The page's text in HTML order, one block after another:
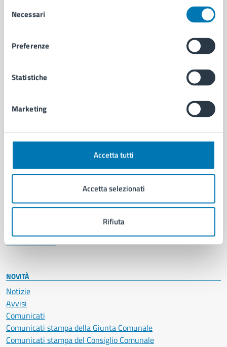
delNecessari
Preferenze
Statistiche
Marketing
Accetta tutti
Accetta selezionati
Rifiuta
Uffici
Enti e fondazioni
Personale amministrativo
CATEGORIE DI SERVIZIO
Autorizzazioni
Documenti e certificati
Giustizia e sicurezza pubblica
Imprese e commercio
Salute, benessere e assistenza
Vita lavorativa
NOVITÀ
Notizie
Avvisi
Comunicati
Comunicati stampa della Giunta Comunale
Comunicati stampa del Consiglio Comunale